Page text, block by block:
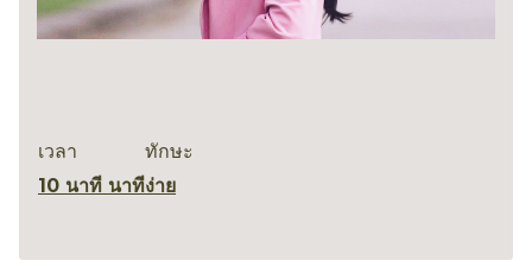
เวลา
10 นาที นาที
ทักษะ
ง่าย